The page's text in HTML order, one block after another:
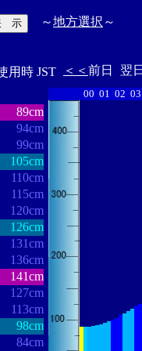
～地方選択 ～
用時 JST ＜＜ 前日 翌日
89cm
94cm
99cm
105cm
110cm
115cm
120cm
126cm
131cm
136cm
141cm
127cm
113cm
98cm
84cm
00 01 02 03